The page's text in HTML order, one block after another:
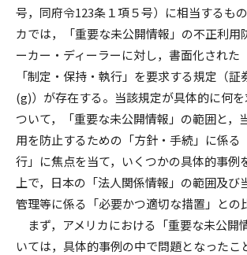
号，同府令123条１項５号）に相当するも
カでは，「重要な未公開情報」の不正利用
ーカー・ディーラーに対し，書面化された
「制定・保持・執行」を要求する規定（証
(g)）が存在する。当該規定が具体的に何
ついて，「重要な未公開情報」の範囲と，
用を防止するための「方針・手続」に係る
行」に焦点を当て，いくつかの具体的事例
上で，日本の「法人関係情報」の範囲及び
管理等に係る「必要かつ適切な措置」との
まず，アメリカにおける「重要な未公開
いては，具体的事例の中で問題となったこ